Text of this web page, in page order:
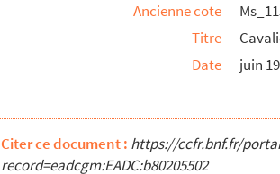
Ancienne cote
Titre
Date
juin
Citer ce document : https://ccfr.bnf.fr/
record=eadcgm:EADC:b80205502